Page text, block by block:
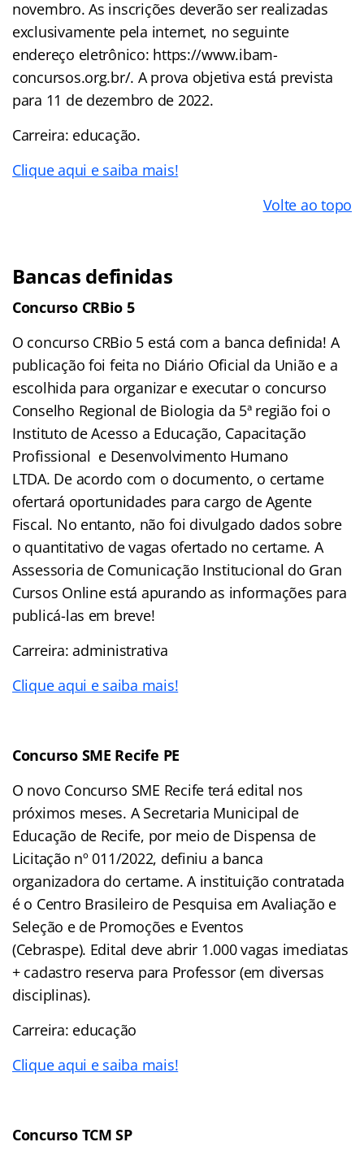
novembro. As inscrições deverão ser realizadas
exclusivamente pela internet, no seguinte
endereço eletrônico: https://www.ibam-
concursos.org.br/. A prova objetiva está prevista
para 11 de dezembro de 2022.
Carreira: educação.
Clique aqui e saiba mais!
Volte ao topo
Bancas definidas
Concurso CRBio 5
O concurso CRBio 5 está com a banca definida! A
publicação foi feita no Diário Oficial da União e a
escolhida para organizar e executar o concurso
Conselho Regional de Biologia da 5ª região foi o
Instituto de Acesso a Educação, Capacitação
Profissional e Desenvolvimento Humano
LTDA. De acordo com o documento, o certame
ofertará oportunidades para cargo de Agente
Fiscal. No entanto, não foi divulgado dados sobre
o quantitativo de vagas ofertado no certame. A
Assessoria de Comunicação Institucional do Gran
Cursos Online está apurando as informações para
publicá-las em breve!
Carreira: administrativa
Clique aqui e saiba mais!
Concurso SME Recife PE
O novo Concurso SME Recife terá edital nos
próximos meses. A Secretaria Municipal de
Educação de Recife, por meio de Dispensa de
Licitação nº 011/2022, definiu a banca
organizadora do certame. A instituição contratada
é o Centro Brasileiro de Pesquisa em Avaliação e
Seleção e de Promoções e Eventos
(Cebraspe). Edital deve abrir 1.000 vagas imediatas
+ cadastro reserva para Professor (em diversas
disciplinas).
Carreira: educação
Clique aqui e saiba mais!
Concurso TCM SP